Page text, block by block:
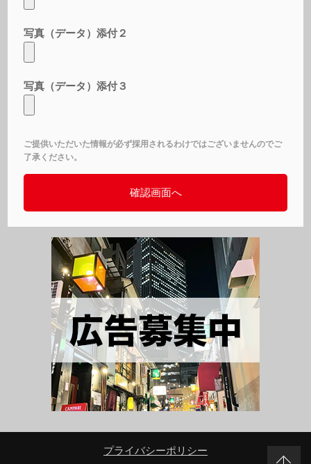
写真（データ）添付２
写真（データ）添付３
ご提供いただいた情報が必ず採用されるわけではございませんのでご
了承ください。
プライバシーポリシー